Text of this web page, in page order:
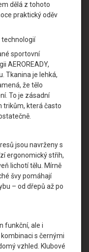
dělá z tohoto
praktický oděv
technologií
sportovní
AEROREADY,
Tkanina je lehká,
že tělo
To je zásadní
trikům, která často
jsou navrženy s
ergonomický střih,
lichotí tělu. Mírně
švy pomáhají
– od dřepů až po
funkční, ale i
s černými
vzhled. Klubové